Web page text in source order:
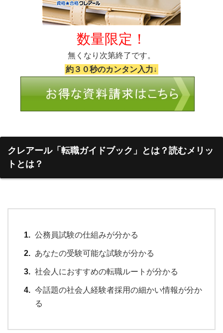
数量限定！
無くなり次第終了です。
約３０秒のカンタン入力↓
クレアール「転職ガイドブック」とは？読むメリッ
トとは？
公務員試験の仕組みが分かる
あなたの受験可能な試験が分かる
社会人におすすめの転職ルートが分かる
今話題の社会人経験者採用の細かい情報が分か
る